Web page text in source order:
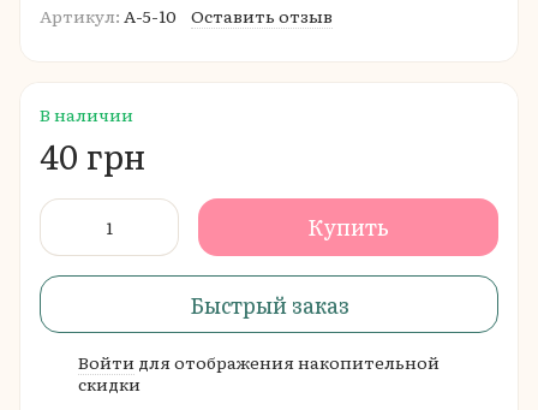
Артикул: А-5-10 Оставить отзыв
В наличии
40 грн
Купить
Быстрый заказ
Войти для отображения накопительной
скидки